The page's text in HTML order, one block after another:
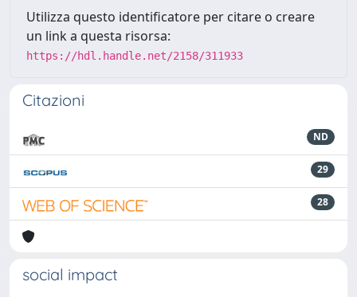
Utilizza questo identificatore per citare o creare
un link a questa risorsa:
https://hdl.handle.net/2158/311933
Citazioni
ND
29
28
social impact